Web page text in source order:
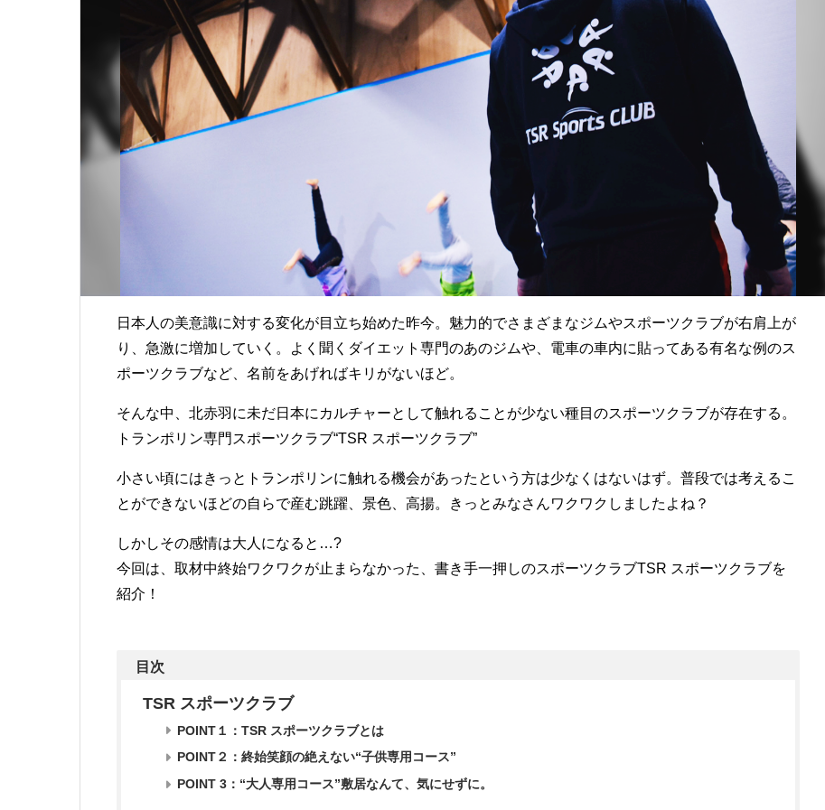
日本人の美意識に対する変化が目立ち始めた昨今。魅力的でさまざまなジムやスポーツクラブが右肩上が
り、急激に増加していく。よく聞くダイエット専門のあのジムや、電車の車内に貼ってある有名な例のス
ポーツクラブなど、名前をあげればキリがないほど。
そんな中、北赤羽に未だ日本にカルチャーとして触れることが少ない種目のスポーツクラブが存在する。
トランポリン専門スポーツクラブ“TSR スポーツクラブ”
小さい頃にはきっとトランポリンに触れる機会があったという方は少なくはないはず。普段では考えるこ
とができないほどの自らで産む跳躍、景色、高揚。きっとみなさんワクワクしましたよね？
しかしその感情は大人になると…?
今回は、取材中終始ワクワクが止まらなかった、書き手一押しのスポーツクラブTSR スポーツクラブを
紹介！
目次
TSR スポーツクラブ
POINT１：TSR スポーツクラブとは
POINT２：終始笑顔の絶えない“子供専用コース”
POINT 3：“大人専用コース”敷居なんて、気にせずに。